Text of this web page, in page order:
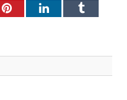
PinterestLinkedInTumblr